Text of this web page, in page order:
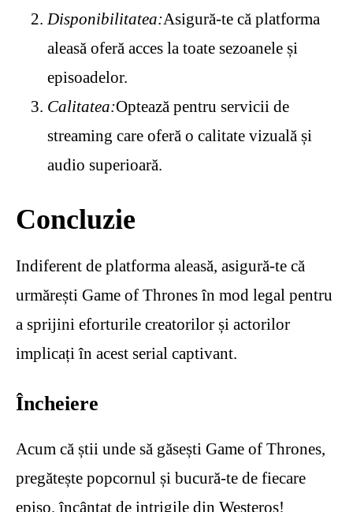
Disponibilitatea:Asigură-te că platforma
aleasă oferă acces la toate sezoanele și
episoadelor.
Calitatea:Optează pentru servicii de
streaming care oferă o calitate vizuală și
audio superioară.
Concluzie
Indiferent de platforma aleasă, asigură-te că
urmărești Game of Thrones în mod legal pentru
a sprijini eforturile creatorilor și actorilor
implicați în acest serial captivant.
Încheiere
Acum că știi unde să găsești Game of Thrones,
pregătește popcornul și bucură-te de fiecare
episo, încântat de intrigile din Westeros!